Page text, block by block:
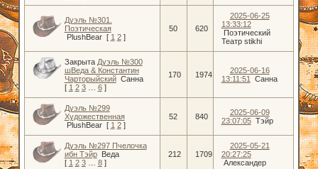
Дуэль №301.
Поэтическая
PlushBear [ 1 2 ]
50 620
2025-06-25
13:33:12
Поэтический
Театр stikhi
Закрыта Дуэль №300
шВеда & Константин
Чарторыйский Санна
[ 1 2 3 6 ]
170 1974
2025-06-16
13:11:51
Санна
Дуэль №299
Художественная
PlushBear [ 1 2 ]
52 840
2025-06-09
23:07:05 Тэйр
Дуэль №297 Пчелочка
ибн Тэйр
Веда
[ 1 2 3 8 ]
212 1709
2025-05-21
20:27:25
Александер